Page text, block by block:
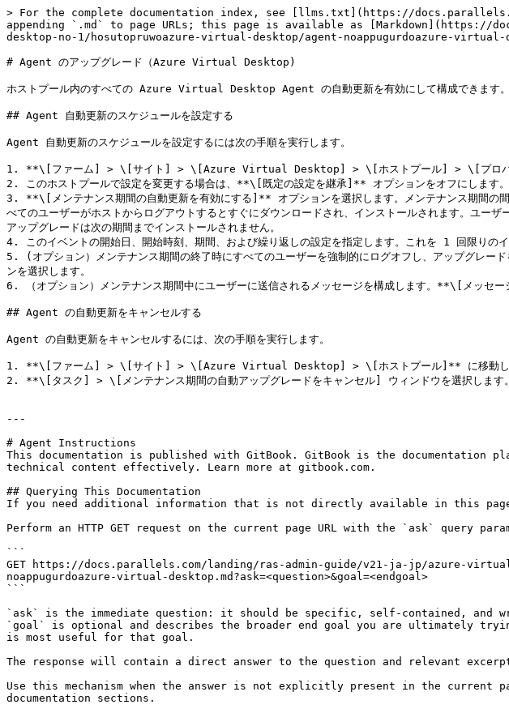
> For the complete documentation index, see [llms.txt](https://
appending `.md` to page URLs; this page is available as
desktop-no-1/hosutopruwoazure-virtual-desktop/agent-noappugurdoazure-virtual-
# Agent のアップグレード（Azure Virtual Desktop)
ホストプール内のすべての Azure Virtual Desktop Agent の自動更新を有効にして構成できます。
## Agent 自動更新のスケジュールを設定する
Agent 自動更新のスケジュールを設定するには次の手順を実行します。
1. **\[ファーム] > \[サイト] > \[Azure Virtual Desktop] > \[ホストプール] > \[プロパテ
2. このホストプールで設定を変更する場合は、**\[既定の設定を継承]** オプションをオフにします。
3. **\[メンテナンス期間の自動更新を有効にする]** オプションを選択します。メンテナンス期間の
べてのユーザーがホストからログアウトするとすぐにダウンロードされ、インストールされます。ユー
アップグレードは次の期間までインストールされません。
4. このイベントの開始日、開始時刻、期間、および繰り返しの設定を指定します。これを 1 回限
5. (オプション）メンテナンス期間の終了時にすべてのユーザーを強制的にログオフし、アップグレ
ンを選択します。
6. （オプション）メンテナンス期間中にユーザーに送信されるメッセージを構成します。**\[メッセ
## Agent の自動更新をキャンセルする
Agent の自動更新をキャンセルするには、次の手順を実行します。
1. **\[ファーム] > \[サイト] > \[Azure Virtual Desktop] > \[ホストプール]** に移動し
2. **\[タスク] > \[メンテナンス期間の自動アップグレードをキャンセル] ウィンドウを選択します
---
# Agent Instructions
This documentation is published with GitBook. GitBook is the documentation
technical content effectively. Learn more at gitbook.com.
## Querying This Documentation
If you need additional information that is not directly available in this page,
Perform an HTTP GET request on the current page URL with the `ask` query
```
GET https://docs.parallels.com/landing/ras-admin-guide/v21-ja-jp/azure-
noappugurdoazure-virtual-desktop.md?ask=<question>&goal=<endgoal>
```
`ask` is the immediate question: it should be specific, self-contained, and
`goal` is optional and describes the broader end goal you are ultimately
is most useful for that goal.
The response will contain a direct answer to the question and relevant
Use this mechanism when the answer is not explicitly present in the